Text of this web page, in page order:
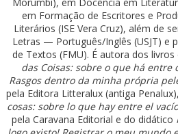
em Formação de Escritores e
Literários (ISE Vera Cruz), além de
Letras — Português/Inglês (USJT) e
de Textos (FMU). É autora dos
das Coisas: sobre o que há entre
Rasgos dentro da minha própria
pela Editora Litteralux (antiga
cosas: sobre lo que hay entre el
pela Caravana Editorial e do didático